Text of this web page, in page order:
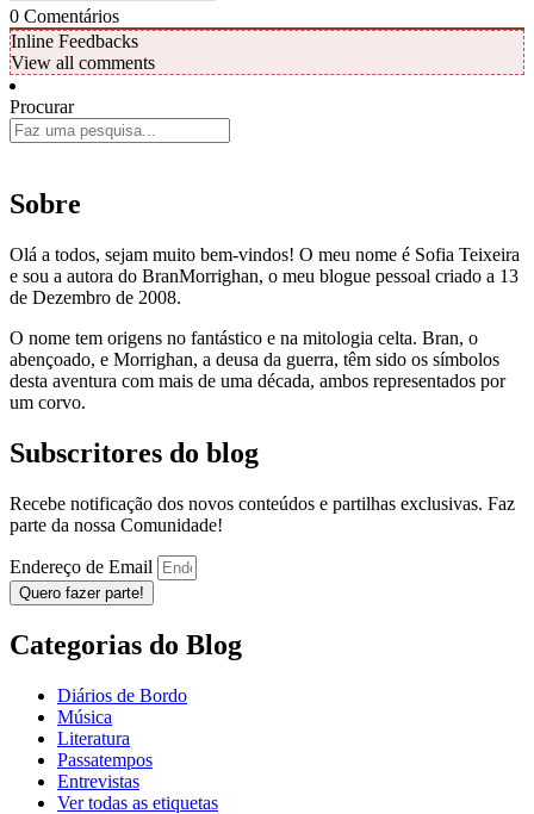
0 Comentários
Inline Feedbacks
View all comments
Procurar
Sobre
Olá a todos, sejam muito bem-vindos! O meu nome é Sofia Teixeira
e sou a autora do BranMorrighan, o meu blogue pessoal criado a 13
de Dezembro de 2008.
O nome tem origens no fantástico e na mitologia celta. Bran, o
abençoado, e Morrighan, a deusa da guerra, têm sido os símbolos
desta aventura com mais de uma década, ambos representados por
um corvo.
Subscritores do blog
Recebe notificação dos novos conteúdos e partilhas exclusivas. Faz
parte da nossa Comunidade!
Endereço de Email
Quero fazer parte!
Categorias do Blog
Diários de Bordo
Música
Literatura
Passatempos
Entrevistas
Ver todas as etiquetas